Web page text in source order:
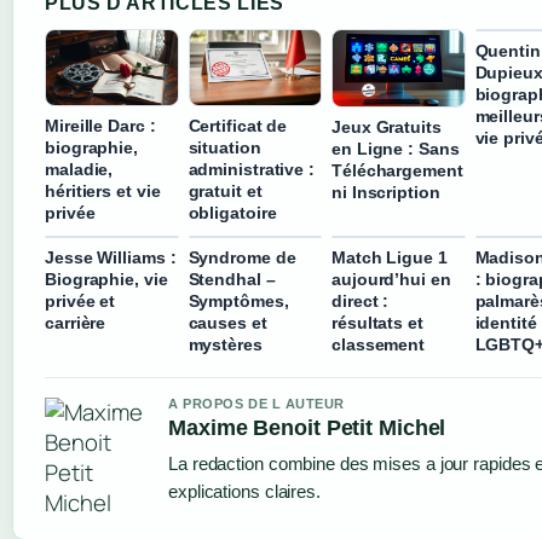
Mireille Darc :
biographie,
maladie,
héritiers et vie
privée
Certificat de
situation
administrative :
gratuit et
obligatoire
Jeux Gratuits
en Ligne : Sans
Téléchargement
ni Inscription
Quentin
vie
Jesse Williams :
Biographie, vie
privée et
carrière
Syndrome de
Stendhal –
Symptômes,
causes et
mystères
Match Ligue 1
aujourd’hui en
direct :
résultats et
classement
:
identité
A PROPOS DE L AUTEUR
Maxime Benoit Petit Michel
La redaction combine des mises a jour rapides
explications claires.